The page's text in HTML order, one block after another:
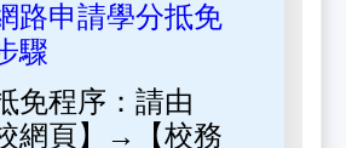
路申請學分抵免
驟
免程序：請由
網頁】→【校務